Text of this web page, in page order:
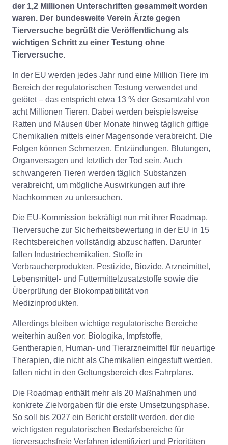
der 1,2 Millionen Unterschriften gesammelt worden
waren. Der bundesweite Verein Ärzte gegen
Tierversuche begrüßt die Veröffentlichung als
wichtigen Schritt zu einer Testung ohne
Tierversuche.
In der EU werden jedes Jahr rund eine Million Tiere im
Bereich der regulatorischen Testung verwendet und
getötet – das entspricht etwa 13 % der Gesamtzahl von
acht Millionen Tieren. Dabei werden beispielsweise
Ratten und Mäusen über Monate hinweg täglich giftige
Chemikalien mittels einer Magensonde verabreicht. Die
Folgen können Schmerzen, Entzündungen, Blutungen,
Organversagen und letztlich der Tod sein. Auch
schwangeren Tieren werden täglich Substanzen
verabreicht, um mögliche Auswirkungen auf ihre
Nachkommen zu untersuchen.
Die EU-Kommission bekräftigt nun mit ihrer Roadmap,
Tierversuche zur Sicherheitsbewertung in der EU in 15
Rechtsbereichen vollständig abzuschaffen. Darunter
fallen Industriechemikalien, Stoffe in
Verbraucherprodukten, Pestizide, Biozide, Arzneimittel,
Lebensmittel- und Futtermittelzusatzstoffe sowie die
Überprüfung der Biokompatibilität von
Medizinprodukten.
Allerdings bleiben wichtige regulatorische Bereiche
weiterhin außen vor: Biologika, Impfstoffe,
Gentherapien, Human- und Tierarzneimittel für neuartige
Therapien, die nicht als Chemikalien eingestuft werden,
fallen nicht in den Geltungsbereich des Fahrplans.
Die Roadmap enthält mehr als 20 Maßnahmen und
konkrete Zielvorgaben für die erste Umsetzungsphase.
So soll bis 2027 ein Bericht erstellt werden, der die
wichtigsten regulatorischen Bedarfsbereiche für
tierversuchsfreie Verfahren identifiziert und Prioritäten